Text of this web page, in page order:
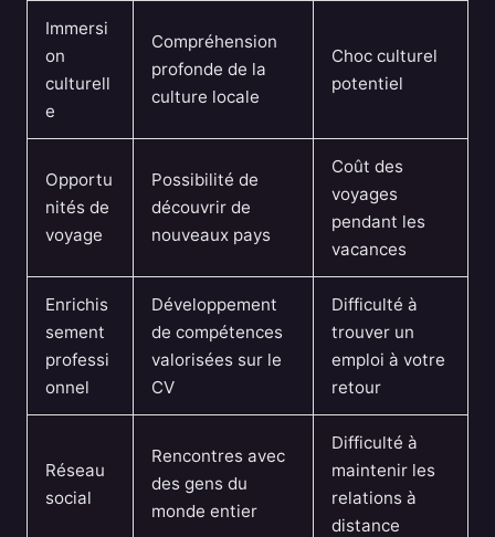
Immersi
on
culturell
e
Compréhension
profonde de la
culture locale
Choc culturel
potentiel
Opportu
nités de
voyage
Possibilité de
découvrir de
nouveaux pays
Coût des
voyages
pendant les
vacances
Enrichis
sement
professi
onnel
Développement
de compétences
valorisées sur le
CV
Difficulté à
trouver un
emploi à votre
retour
Réseau
social
Rencontres avec
des gens du
monde entier
Difficulté à
maintenir les
relations à
distance